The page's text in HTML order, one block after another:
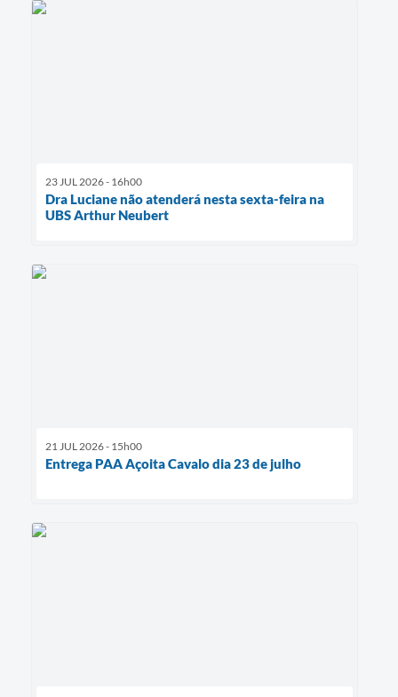
23 JUL 2026 - 16h00
Dra Luciane não atenderá nesta sexta-feira na
UBS Arthur Neubert
21 JUL 2026 - 15h00
Entrega PAA Açoita Cavalo dia 23 de julho